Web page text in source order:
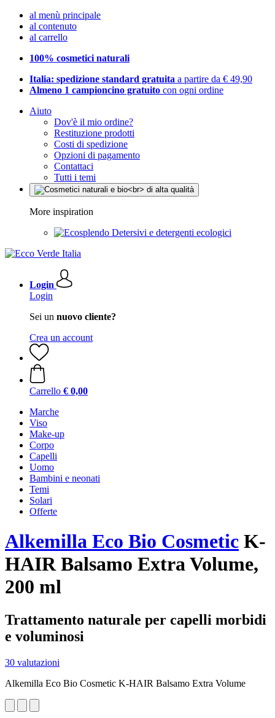
al menù principale
al contenuto
al carrello
100% cosmetici naturali
Italia: spedizione standard gratuita a partire da € 49,90
Almeno 1 campioncino gratuito con ogni ordine
Aiuto
Dov'è il mio ordine?
Restituzione prodotti
Costi di spedizione
Opzioni di pagamento
Contattaci
Tutti i temi
More inspiration
Detersivi e detergenti ecologici
Login
Login
Sei un nuovo cliente?
Crea un account
Carrello € 0,00
Marche
Viso
Make-up
Corpo
Capelli
Uomo
Bambini e neonati
Temi
Solari
Offerte
Alkemilla Eco Bio Cosmetic K-
HAIR Balsamo Extra Volume,
200 ml
Trattamento naturale per capelli morbidi
e voluminosi
30 valutazioni
Alkemilla Eco Bio Cosmetic K-HAIR Balsamo Extra Volume